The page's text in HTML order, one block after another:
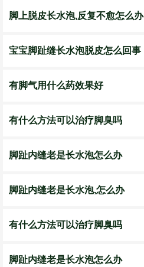
脚上脱皮长水泡,反复不愈怎么办
宝宝脚趾缝长水泡脱皮怎么回事
有脚气用什么药效果好
有什么方法可以治疗脚臭吗
脚趾内缝老是长水泡怎么办
脚趾内缝老是长水泡,怎么办
有什么方法可以治疗脚臭吗
脚趾内缝老是长水泡怎么办